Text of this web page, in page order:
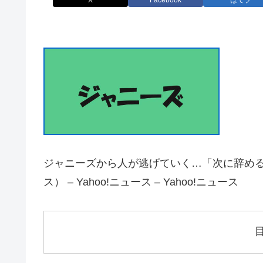
ジャニーズから人が逃げていく…「次に辞め
ス） – Yahoo!ニュース – Yahoo!ニュース